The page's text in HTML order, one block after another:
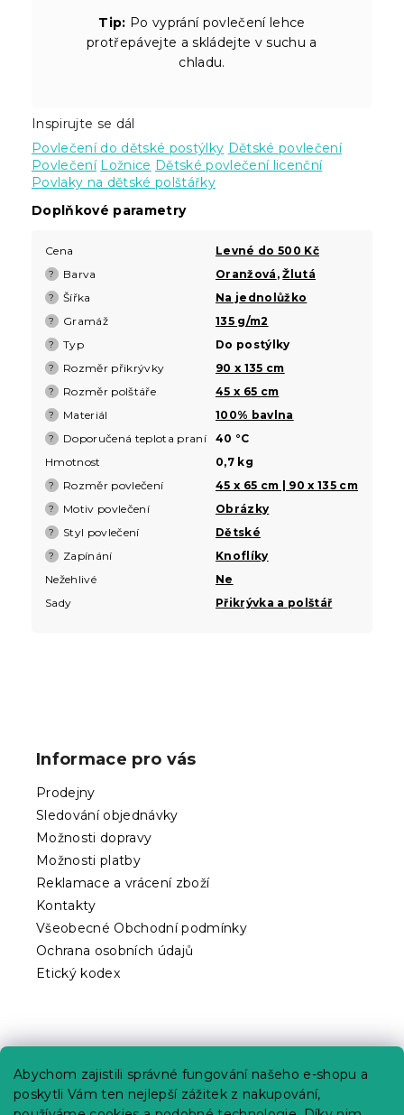
Abychom zajistili správné fungování našeho e-shopu a
poskytli Vám ten nejlepší zážitek z nakupování,
Tip: Po vyprání povlečení lehce
protřepávejte a skládejte v suchu a
chladu.
Inspirujte se dál
Povlečení do dětské postýlky Dětské povlečení
Povlečení Ložnice Dětské povlečení licenční
Povlaky na dětské polštářky
Doplňkové parametry
Cena Levné do 500 Kč
? Barva Oranžová ,Žlutá
? Šířka Na jednolůžko
? Gramáž 135 g/m2
? Typ Do postýlky
? Rozměr přikrývky 90 x 135 cm
? Rozměr polštáře 45 x 65 cm
? Materiál 100% bavlna
? Doporučená teplota praní
40 °C
Hmotnost
0,7 kg
? Rozměr povlečení 45 x 65 cm | 90 x 135 cm
? Motiv povlečení Obrázky
? Styl povlečení Dětské
? Zapínání
Knoflíky
Nežehlivé
Ne
Sady
Přikrývka a polštář
Informace pro vás
Prodejny
Sledování objednávky
Možnosti dopravy
Možnosti platby
Reklamace a vrácení zboží
Kontakty
Všeobecné Obchodní podmínky
Ochrana osobních údajů
Etický kodex
Kariéra